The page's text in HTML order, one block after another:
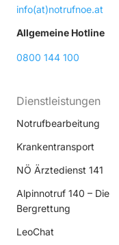
info(at)notrufnoe.at
Allgemeine Hotline
0800 144 100
Dienstleistungen
Notrufbearbeitung
Krankentransport
NÖ Ärztedienst 141
Alpinnotruf 140 – Die
Bergrettung
LeoChat